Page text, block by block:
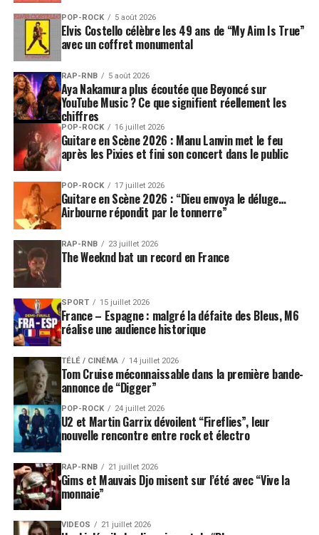
POP-ROCK 5 août 2026
Elvis Costello célèbre les 49 ans de “My Aim Is True”
avec un coffret monumental
RAP-RNB 5 août 2026
Aya Nakamura plus écoutée que Beyoncé sur
YouTube Music ? Ce que signifient réellement les
chiffres
POP-ROCK 16 juillet 2026
Guitare en Scène 2026 : Manu Lanvin met le feu
après les Pixies et fini son concert dans le public
POP-ROCK 17 juillet 2026
Guitare en Scène 2026 : “Dieu envoya le déluge…
Airbourne répondit par le tonnerre”
RAP-RNB 23 juillet 2026
The Weeknd bat un record en France
SPORT 15 juillet 2026
France – Espagne : malgré la défaite des Bleus, M6
réalise une audience historique
TÉLÉ / CINÉMA 14 juillet 2026
Tom Cruise méconnaissable dans la première bande-
annonce de “Digger”
POP-ROCK 24 juillet 2026
U2 et Martin Garrix dévoilent “Fireflies”, leur
nouvelle rencontre entre rock et électro
RAP-RNB 21 juillet 2026
Gims et Mauvais Djo misent sur l’été avec “Vive la
monnaie”
VIDEOS 21 juillet 2026